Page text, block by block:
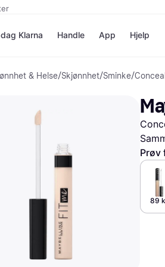
Klarna
Betal nå
Betal i 3
Betal innen
Finansiering
Handle
Butikker
App Hjelp
& Helse/Skjønnhet/Sminke/
Prøv
89